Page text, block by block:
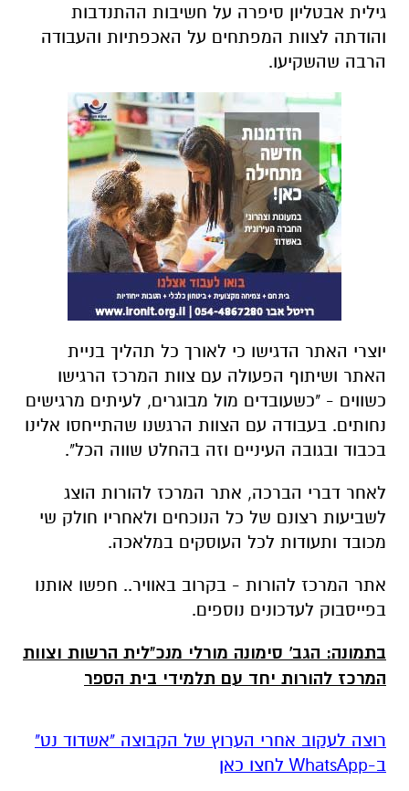
גילית אבטליון סיפרה על חשיבות ההתנדבות
והודתה לצוות המפתחים על האכפתיות והעבודה
הרבה שהשקיעו.
יוצרי האתר הדגישו כי לאורך כל תהליך בניית
האתר ושיתוף הפעולה עם צוות המרכז הרגישו
כשווים - "כשעובדים מול מבוגרים, לעיתים מרגישים
נחותים. בעבודה עם הצוות הרגשנו שהתייחסו אלינו
בכבוד ובגובה העיניים וזה בהחלט שווה הכל".
לאחר דברי הברכה, אתר המרכז להורות הוצג
לשביעות רצונם של כל הנוכחים ולאחריו חולק שי
מכובד ותעודות לכל העוסקים במלאכה.
אתר המרכז להורות - בקרוב באוויר.. חפשו אותנו
בפייסבוק לעדכונים נוספים.
בתמונה: הגב' סימונה מורלי מנכ"לית הרשות וצוות
המרכז להורות יחד עם תלמידי בית הספר
רוצה לעקוב אחרי הערוץ של הקבוצה "אשדוד נט"
ב-WhatsApp לחצו כאן